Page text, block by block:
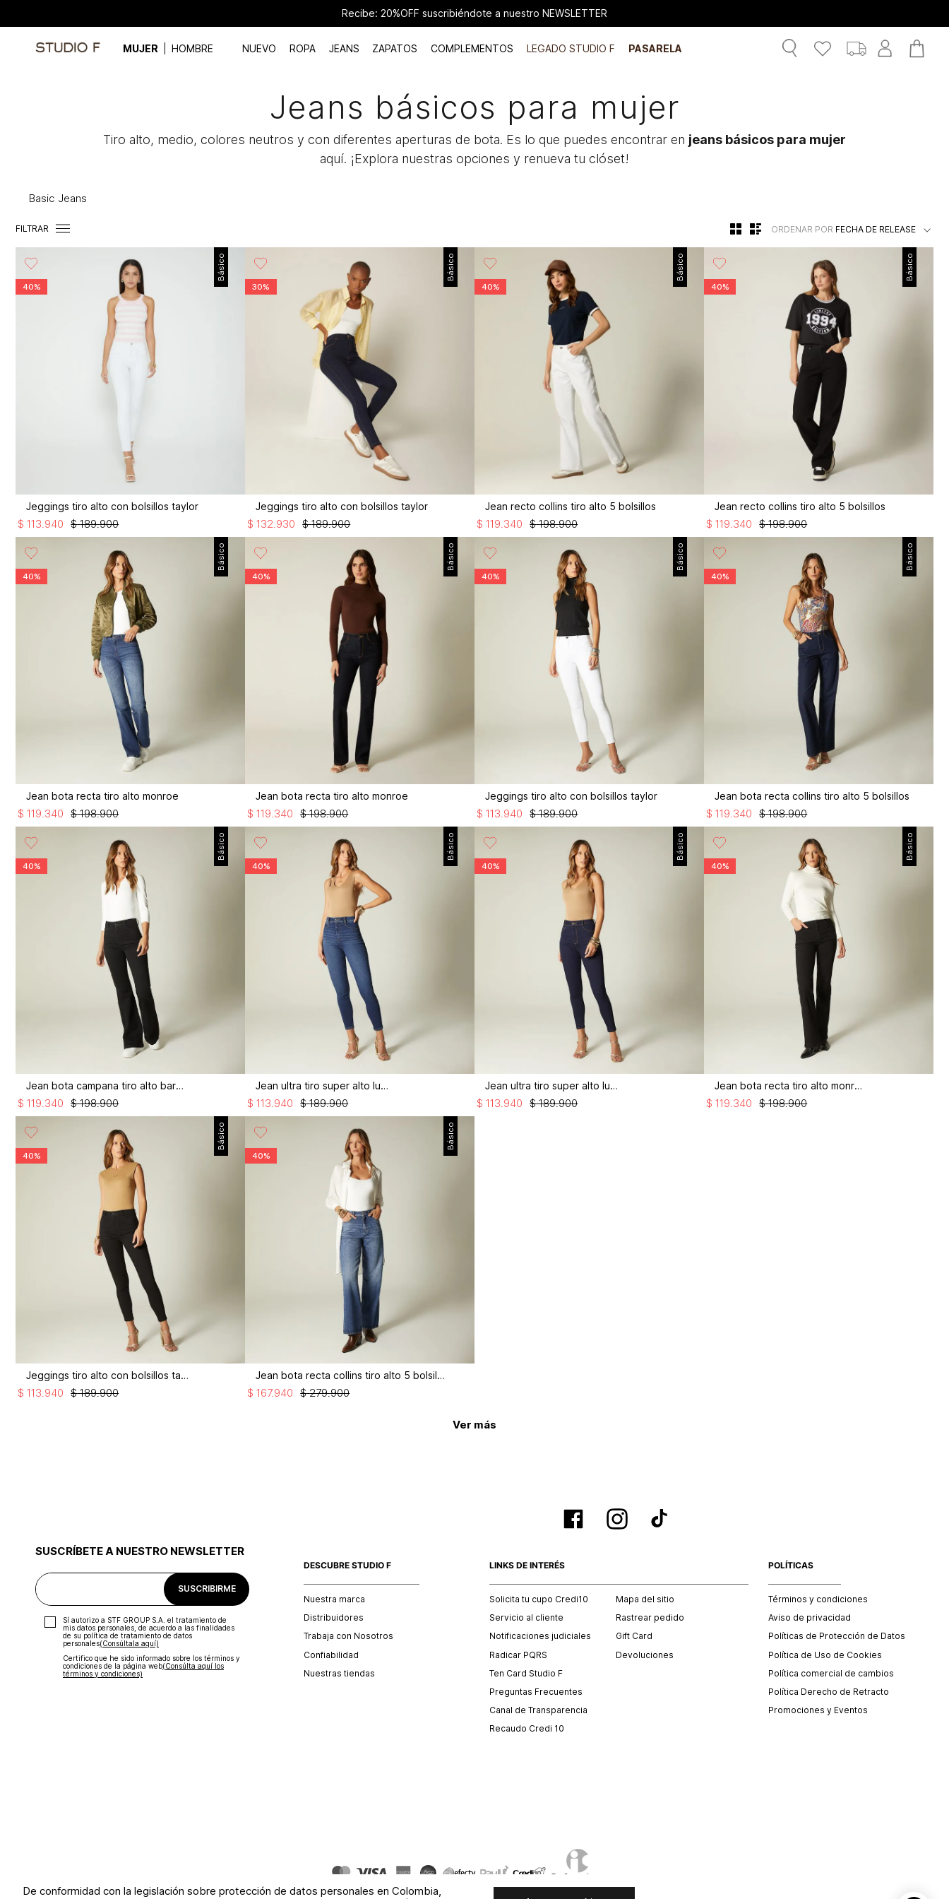
Recibe: 20%OFF suscribiéndote a nuestro NEWSLETTER
MUJER HOMBRE NUEVO ROPA JEANS ZAPATOS COMPLEMENTOS LEGADO STUDIO F PASARELA
Jeans básicos para mujer
Tiro alto, medio, colores neutros y con diferentes aperturas de bota. Es lo que puedes encontrar en jeans básicos para mujer
aquí. ¡Explora nuestras opciones y renueva tu clóset!
Basic Jeans
FILTRAR ORDENAR POR FECHA DE RELEASE
Básico
40%
Jeggings tiro alto con bolsillos taylor
$ 189.900
$ 113.940
Básico
30%
Jeggings tiro alto con bolsillos taylor
$ 189.900
$ 132.930
Básico
40%
Jean recto collins tiro alto 5 bolsillos
$ 198.900
$ 119.340
Básico
40%
Jean recto collins tiro alto 5 bolsillos
$ 198.900
$ 119.340
Básico
40%
Jean bota recta tiro alto monroe
$ 198.900
$ 119.340
Básico
40%
Jean bota recta tiro alto monroe
$ 198.900
$ 119.340
Básico
40%
Jeggings tiro alto con bolsillos taylor
$ 189.900
$ 113.940
Básico
40%
Jean bota recta collins tiro alto 5 bolsillos
$ 198.900
$ 119.340
Básico
40%
Jean bota campana tiro alto bardot
$ 198.900
$ 119.340
Básico
40%
Jean ultra tiro super alto lupita
$ 189.900
$ 113.940
Básico
40%
Jean ultra tiro super alto lupita
$ 189.900
$ 113.940
Básico
40%
Jean bota recta tiro alto monroe
$ 198.900
$ 119.340
Básico
40%
Jeggings tiro alto con bolsillos taylor
$ 189.900
$ 113.940
Básico
40%
Jean bota recta collins tiro alto 5 bolsillos
$ 279.900
$ 167.940
Ver más
SUSCRÍBETE A NUESTRO NEWSLETTER
SUSCRIBIRME
Sí autorizo a STF GROUP S.A. el tratamiento de
mis datos personales, de acuerdo a las finalidades
de su política de tratamiento de datos
personales‎(Consúltala aquí)
Certifico que he sido informado sobre los términos y
condiciones de la página web‎(Consúlta aquí los
términos y condiciones)
DESCUBRE STUDIO F
Nuestra marca
Distribuidores
Trabaja con Nosotros
Confiabilidad
Nuestras tiendas
LINKS DE INTERÉS
Solicita tu cupo Credi10
Servicio al cliente
Notificaciones judiciales
Radicar PQRS
Ten Card Studio F
Preguntas Frecuentes
Canal de Transparencia
Recaudo Credi 10
Mapa del sitio
Rastrear pedido
Gift Card
Devoluciones
POLÍTICAS
Términos y condiciones
Aviso de privacidad
Políticas de Protección de Datos
Política de Uso de Cookies
Política comercial de cambios
Política Derecho de Retracto
Promociones y Eventos
De conformidad con la legislación sobre protección de datos personales en Colombia,